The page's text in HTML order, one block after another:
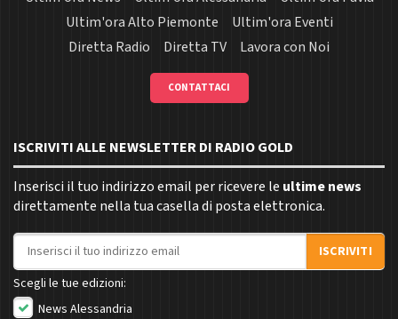
Ultim'ora Alto Piemonte
Ultim'ora Eventi
Diretta Radio
Diretta TV Lavora con Noi
CONTATTACI
ISCRIVITI ALLE NEWSLETTER DI RADIO GOLD
Inserisci il tuo indirizzo email per ricevere le ultime news
direttamente nella tua casella di posta elettronica.
Indirizzo email
ISCRIVITI
Scegli le tue edizioni:
News Alessandria